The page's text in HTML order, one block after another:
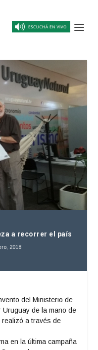
a recorrer el país
2018
del Ministerio de
de la mano de
a través de
en la última campaña